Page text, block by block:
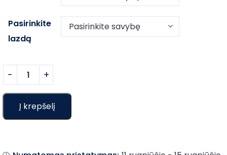
Pasirinkite
lazdą
Į krepšelį